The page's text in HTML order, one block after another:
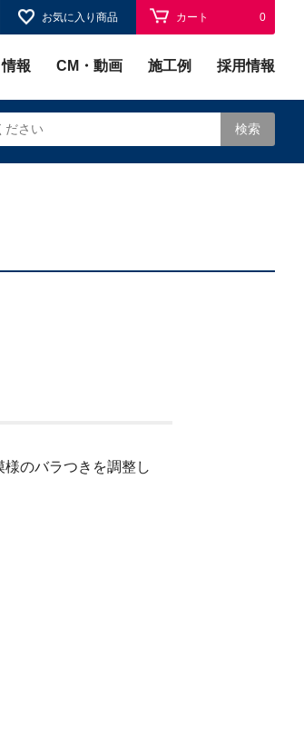
お気に入り商品 カート 0
報 CM・動画 施工例 採用情報
検索
のバラつきを調整し